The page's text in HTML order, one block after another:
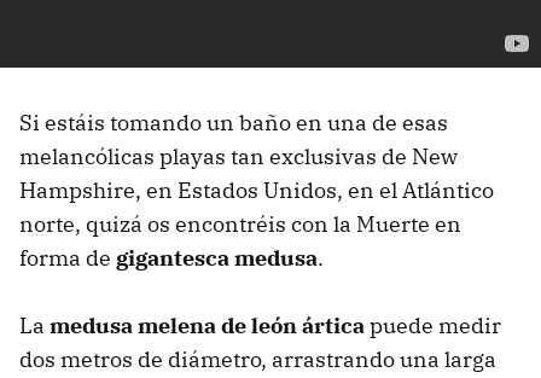
Si estáis tomando un baño en una de esas
melancólicas playas tan exclusivas de New
Hampshire, en Estados Unidos, en el Atlántico
norte, quizá os encontréis con la Muerte en
forma de gigantesca medusa.
La medusa melena de león árticapuede medir
dos metros de diámetro, arrastrando una larga